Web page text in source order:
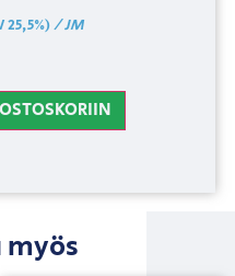
25,5%)/ JM